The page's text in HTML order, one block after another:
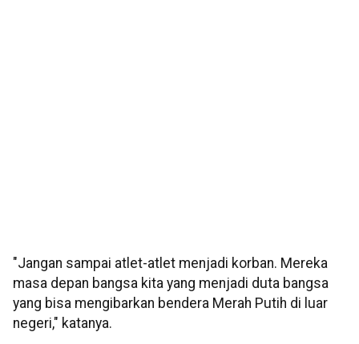
"Jangan sampai atlet-atlet menjadi korban. Mereka
masa depan bangsa kita yang menjadi duta bangsa
yang bisa mengibarkan bendera Merah Putih di luar
negeri," katanya.